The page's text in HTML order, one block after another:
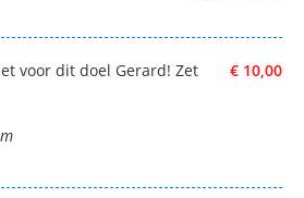
€ 10,00
voor dit doel Gerard! Zet